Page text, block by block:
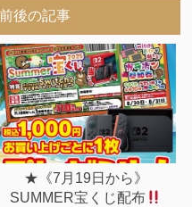
後の記事
★《7月19日から》
SUMMER宝くじ配布